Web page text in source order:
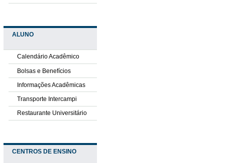
ALUNO
Calendário Acadêmico
Bolsas e Benefícios
Informações Acadêmicas
Transporte Intercampi
Restaurante Universitário
CENTROS DE ENSINO